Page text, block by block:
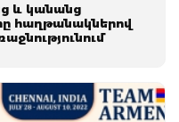
և կանանց
հաղթանակներով